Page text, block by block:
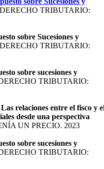
TRIBUTARIO:
sobre Sucesiones y
TRIBUTARIO:
sobre sucesiones y
TRIBUTARIO:
Las relaciones entre el fisco y
desde una perspectiva
UN PRECIO. 2023
sobre sucesiones y
TRIBUTARIO: